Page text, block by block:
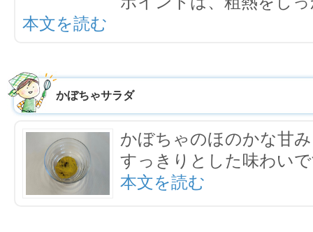
本文を読む
かぼちゃサラダ
かぼちゃのほのかな甘
すっきりとした味わい
本文を読む